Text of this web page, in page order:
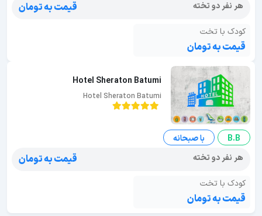
هر نفر دو تخته
قیمت به تومان
کودک با تخت
قیمت به تومان
Hotel Sheraton Batumi
Hotel Sheraton Batumi
B.B
با صبحانه
هر نفر دو تخته
قیمت به تومان
کودک با تخت
قیمت به تومان